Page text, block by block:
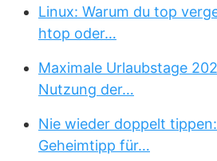
Linux: Warum du top
htop oder…
Maximale Urlaubstage
Nutzung der…
Nie wieder doppelt
Geheimtipp für…